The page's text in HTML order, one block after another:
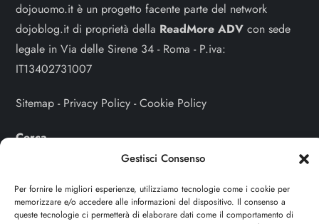
Gestisci Consenso
Per fornire le migliori esperienze, utilizziamo tecnologie come i cookie per
memorizzare e/o accedere alle informazioni del dispositivo. Il consenso a
queste tecnologie ci permetterà di elaborare dati come il comportamento di
dojouomo.it è un progetto facente parte del network
dojoblog.it di proprietà della ReadMore ADV con sede
legale in Via delle Sirene 34 - Roma - P.iva:
IT13402731007
Sitemap - Privacy Policy -Cookie Policy
Cerca